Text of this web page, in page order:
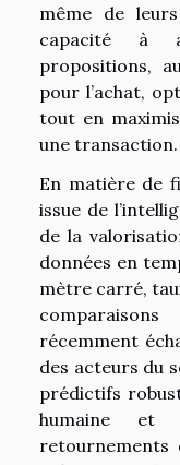
même de
capacité à
propositions,
pour l’achat,
tout en
une transaction.
En matière de
issue de
de la
données en
mètre carré,
récemment
des acteurs du
prédictifs
humaine et
retournements